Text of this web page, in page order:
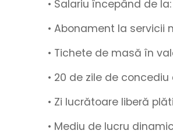
• Salariu începând de la:
• Abonament la servicii
• Tichete de masă în
• 20 de zile de concediu
• Zi lucrătoare liberă
• Mediu de lucru dinamic